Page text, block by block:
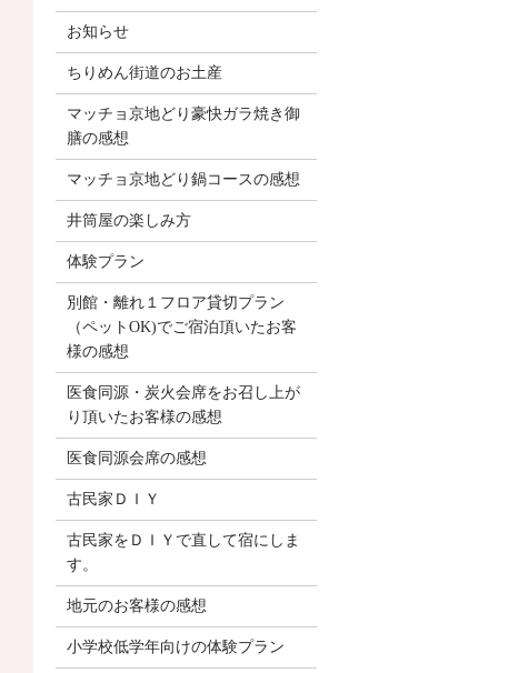
お知らせ
ちりめん街道のお土産
マッチョ京地どり豪快ガラ焼き御
膳の感想
マッチョ京地どり鍋コースの感想
井筒屋の楽しみ方
体験プラン
別館・離れ１フロア貸切プラン
（ペットOK)でご宿泊頂いたお客
様の感想
医食同源・炭火会席をお召し上が
り頂いたお客様の感想
医食同源会席の感想
古民家ＤＩＹ
古民家をＤＩＹで直して宿にしま
す。
地元のお客様の感想
小学校低学年向けの体験プラン